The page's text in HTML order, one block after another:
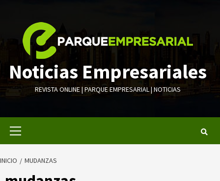
contenido
Noticias Empresariales
REVISTA ONLINE | PARQUE EMPRESARIAL | NOTICIAS
INICIO MUDANZAS